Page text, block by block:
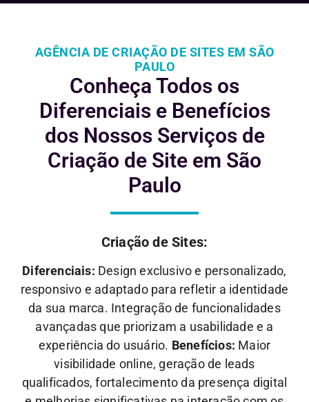
AGÊNCIA DE CRIAÇÃO DE SITES EM SÃO
PAULO
Conheça Todos os
Diferenciais e Benefícios
dos Nossos Serviços de
Criação de Site em São
Paulo
Criação de Sites:
Diferenciais: Design exclusivo e personalizado,
responsivo e adaptado para refletir a identidade
da sua marca. Integração de funcionalidades
avançadas que priorizam a usabilidade e a
experiência do usuário. Benefícios: Maior
visibilidade online, geração de leads
qualificados, fortalecimento da presença digital